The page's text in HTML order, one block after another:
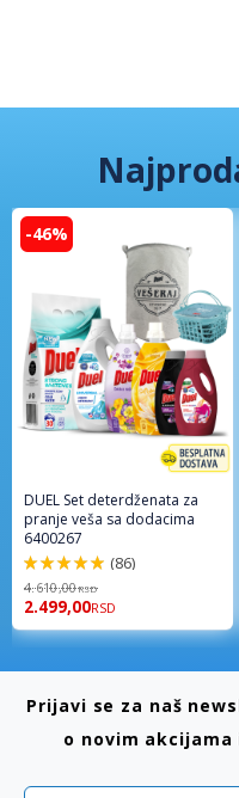
-46%
DUEL Set deterdženata za
pranje veša sa dodacima
6400267
98%
(86)
4.610,00RSD
2.499,00RSD
Prijavi se za naš
o novim